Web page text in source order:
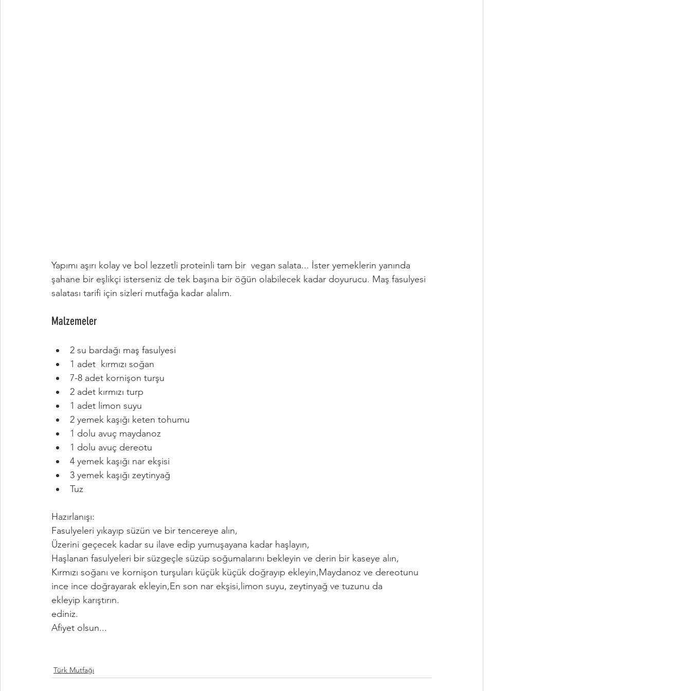
Yapımı aşırı kolay ve bol lezzetli proteinli tam bir  vegan salata... İster yemeklerin yanında
şahane bir eşlikçi isterseniz de tek başına bir öğün olabilecek kadar doyurucu. Maş fasulyesi
salatası tarifi için sizleri mutfağa kadar alalım.
Malzemeler
2 su bardağı maş fasulyesi
1 adet  kırmızı soğan
7-8 adet kornişon turşu
2 adet kırmızı turp
1 adet limon suyu
2 yemek kaşığı keten tohumu
1 dolu avuç maydanoz
1 dolu avuç dereotu
4 yemek kaşığı nar ekşisi
3 yemek kaşığı zeytinyağ
Tuz
Hazırlanışı:
Fasulyeleri yıkayıp süzün ve bir tencereye alın,
Üzerini geçecek kadar su ilave edip yumuşayana kadar haşlayın,
Haşlanan fasulyeleri bir süzgeçle süzüp soğumalarını bekleyin ve derin bir kaseye alın,
Kırmızı soğanı ve kornişon turşuları küçük küçük doğrayıp ekleyin,Maydanoz ve dereotunu
ince ince doğrayarak ekleyin,En son nar ekşisi,limon suyu, zeytinyağ ve tuzunu da
ekleyip karıştırın.
ediniz.
Afiyet olsun...
Türk Mutfağı